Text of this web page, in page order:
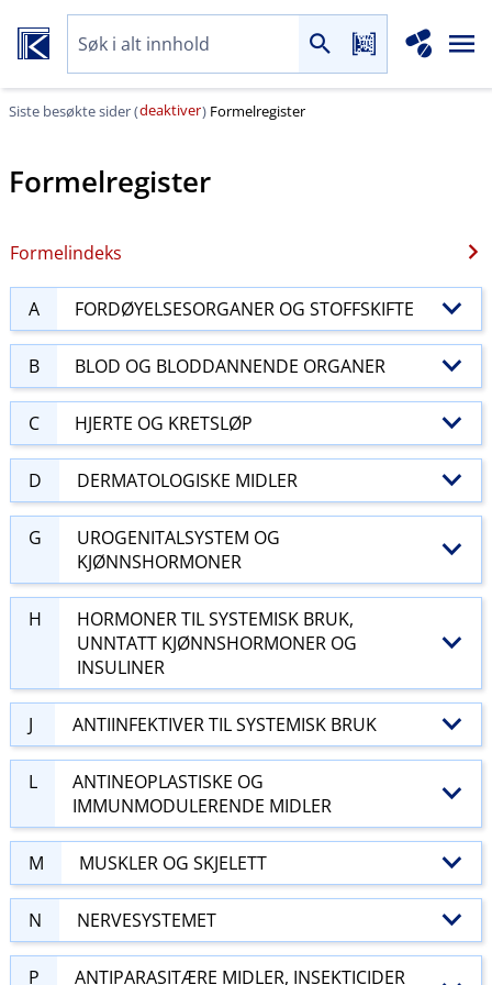
Siste besøkte sider (deaktiver) Formelregister
Formelregister
Formelindeks
A FORDØYELSESORGANER OG STOFFSKIFTE
B BLOD OG BLODDANNENDE ORGANER
C HJERTE OG KRETSLØP
D DERMATOLOGISKE MIDLER
G
UROGENITALSYSTEM OG
KJØNNSHORMONER
H
HORMONER TIL SYSTEMISK BRUK,
UNNTATT KJØNNSHORMONER OG
INSULINER
J ANTIINFEKTIVER TIL SYSTEMISK BRUK
L
ANTINEOPLASTISKE OG
IMMUNMODULERENDE MIDLER
M MUSKLER OG SKJELETT
N NERVESYSTEMET
P ANTIPARASITÆRE MIDLER, INSEKTICIDER